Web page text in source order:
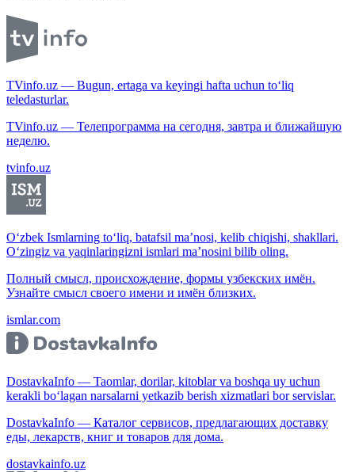
TVinfo.uz — Bugun, ertaga va keyingi hafta uchun to‘liq
teledasturlar.
TVinfo.uz — Телепрограмма на сегодня, завтра и ближайшую
неделю.
tvinfo.uz
O‘zbek Ismlarning to‘liq, batafsil ma’nosi, kelib chiqishi, shakllari.
O‘zingiz va yaqinlaringizni ismlari ma’nosini bilib oling.
Полный смысл, происхождение, формы узбекских имён.
Узнайте смысл своего имени и имён близких.
ismlar.com
DostavkaInfo — Taomlar, dorilar, kitoblar va boshqa uy uchun
kerakli bo‘lagan narsalarni yetkazib berish xizmatlari bor servislar.
DostavkaInfo — Каталог сервисов, предлагающих доставку
еды, лекарств, книг и товаров для дома.
dostavkainfo.uz